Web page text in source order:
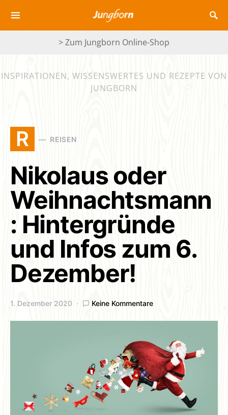
> Zum Jungborn Online-Shop
INSPIRATIONEN, WISSENSWERTES UND REZEPTE VON
JUNGBORN
R REISEN
Nikolaus oder
Weihnachtsmann
: Hintergründe
und Infos zum 6.
Dezember!
1. Dezember 2020 Keine Kommentare